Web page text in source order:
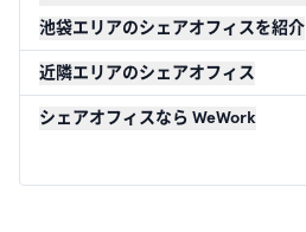
池袋エリアのシェアオフィスを紹介
近隣エリアのシェアオフィス
シェアオフィスなら WeWork